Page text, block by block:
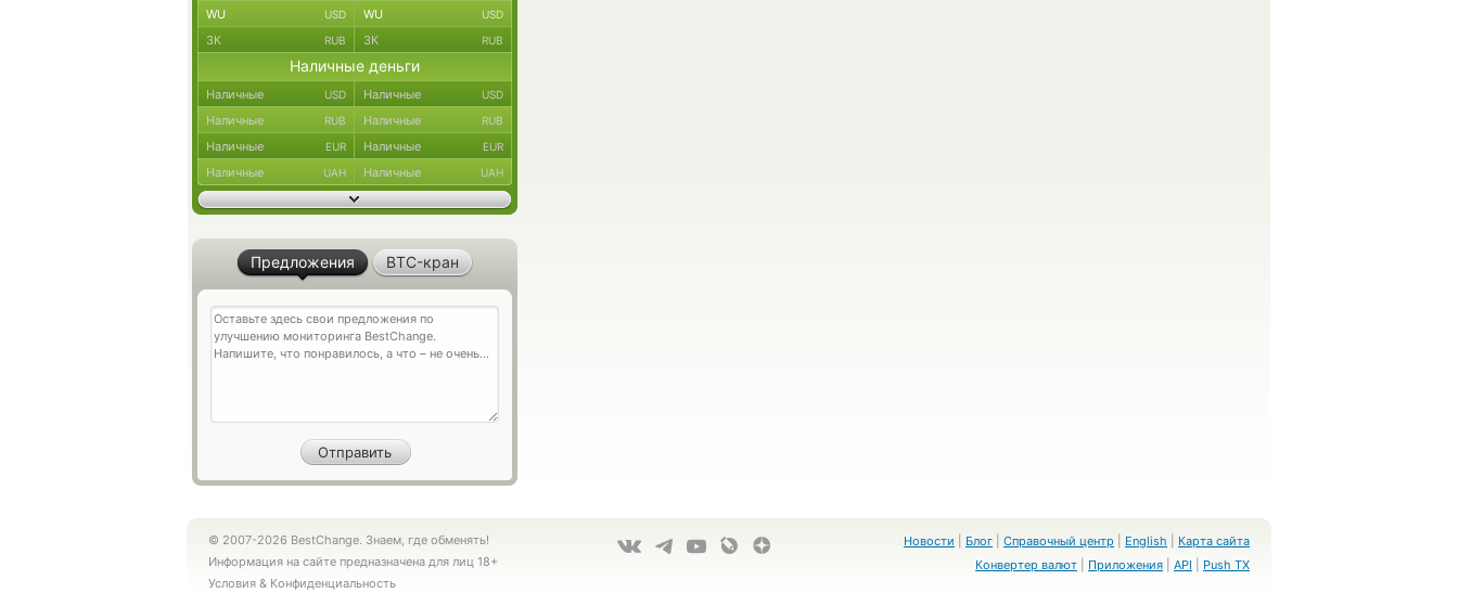
WU USD WU USD
ЗК RUB ЗК RUB
Наличные деньги
Наличные USD Наличные USD
Наличные RUB Наличные RUB
Наличные EUR Наличные EUR
Наличные UAH Наличные UAH
Предложения BTC-кран
© 2007-2026 BestChange. Знаем, где обменять!
Информация на сайте предназначена для лиц 18+
Условия & Конфиденциальность
Новости Блог Справочный центр English
Карта сайта
Конвертер валют
Приложения API Push TX